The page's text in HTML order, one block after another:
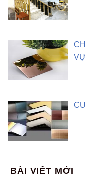
BÀI VIẾT MỚI